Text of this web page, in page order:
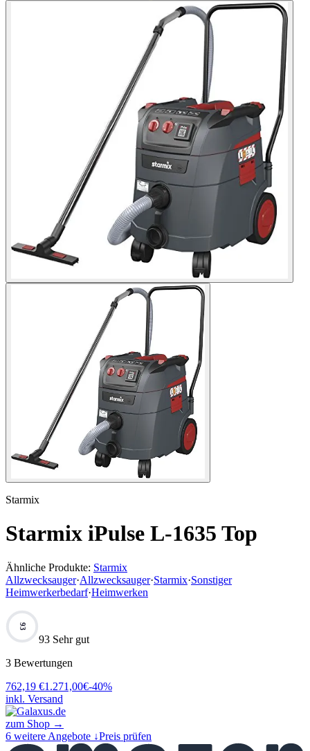
Starmix
Starmix iPulse L-1635 Top
Ähnliche Produkte: Starmix
Allzwecksauger·Allzwecksauger·Starmix·Sonstiger
Heimwerkerbedarf·Heimwerken
93
93 Sehr gut
3 Bewertungen
762,19 €1.271,00€-40%
inkl. Versand
zum Shop →
6 weitere Angebote ↓Preis prüfen